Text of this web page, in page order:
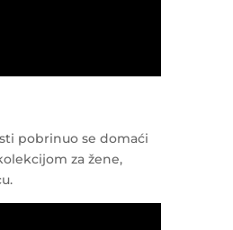
pobrinuo se domaći
za žene,